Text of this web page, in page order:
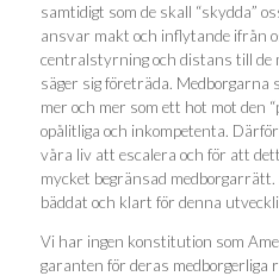
samtidigt som de skall “skydda”
ansvar makt och inflytande ifrån
centralstyrning och distans till de
säger sig företräda. Medborgarna
mer och mer som ett hot mot den
opålitliga och inkompetenta.
våra liv att escalera och för att
mycket begränsad medborgarrätt.
bäddat och klart för denna
Vi har ingen konstitution som
garanten för deras medborgerliga